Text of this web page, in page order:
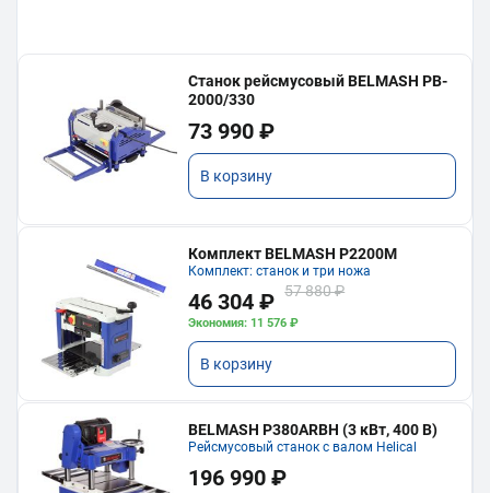
Станок рейсмусовый BELMASH PB-
2000/330
73 990 ₽
В корзину
Комплект BELMASH P2200M
Комплект: станок и три ножа
46 304 ₽ 57 880 ₽
Экономия: 11 576 ₽
В корзину
BELMASH P380ARBH (3 кВт, 400 В)
Рейсмусовый станок с валом Helical
196 990 ₽